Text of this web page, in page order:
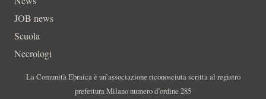
JOB news
Scuola
Necrologi
La Comunità Ebraica è un’associazione riconosciuta scritta al registro
prefettura Milano numero d’ordine 285